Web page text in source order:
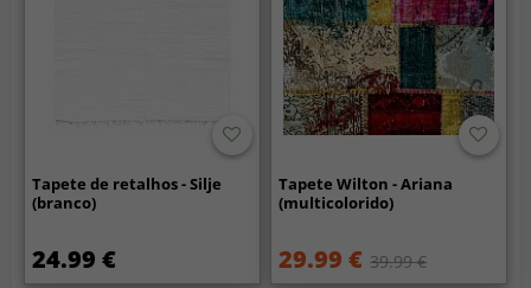
Tapete de retalhos - Silje
(branco)
24.99 €
Tapete Wilton - Ariana
(multicolorido)
29.99 € 39.99 €